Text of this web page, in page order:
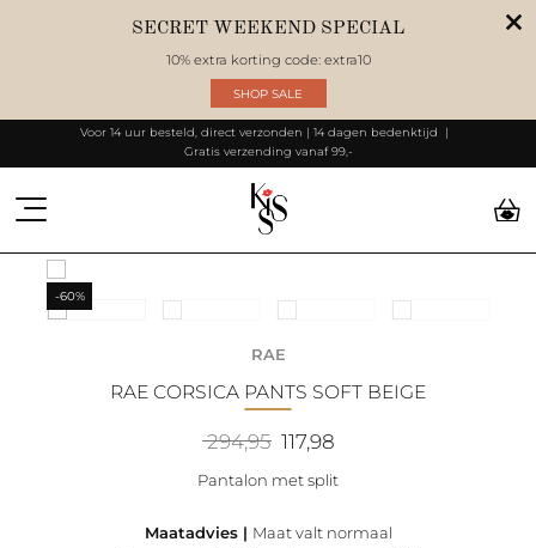
SECRET WEEKEND SPECIAL
10% extra korting code: extra10
SHOP SALE
Voor 14 uur besteld, direct verzonden | 14 dagen bedenktijd
Gratis verzending vanaf 99,-
-60%
RAE
RAE CORSICA PANTS SOFT BEIGE
294,95 Oorspronkelijke
prijs
was:
294,95.
117,98Huidige
is:
Pantalon met split
Maatadvies | Maat valt normaal